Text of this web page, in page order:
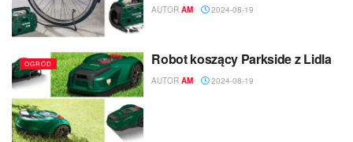
AUTOR AM 2024-08-19
OGRÓD Robot koszący Parkside z Lidla
AUTOR AM 2024-08-19